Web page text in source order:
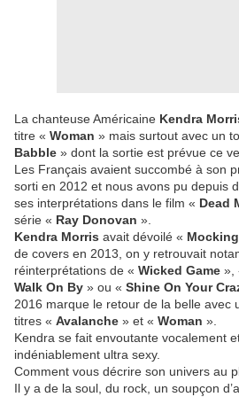
La chanteuse Américaine Kendra
titre « Woman » mais surtout avec un
Babble » dont la sortie est prévue ce
Les Français avaient succombé à son
sorti en 2012 et nous avons pu depuis
ses interprétations dans le film « Dead
série « Ray Donovan ».
Kendra Morris avait dévoilé «
de covers en 2013, on y retrouvait
réinterprétations de « Wicked Game »,
Walk On By » ou « Shine On Your
2016 marque le retour de la belle avec
titres « Avalanche » et « Woman ».
Kendra se fait envoutante vocalement
indéniablement ultra sexy.
Comment vous décrire son univers au
Il y a de la soul, du rock, un soupçon